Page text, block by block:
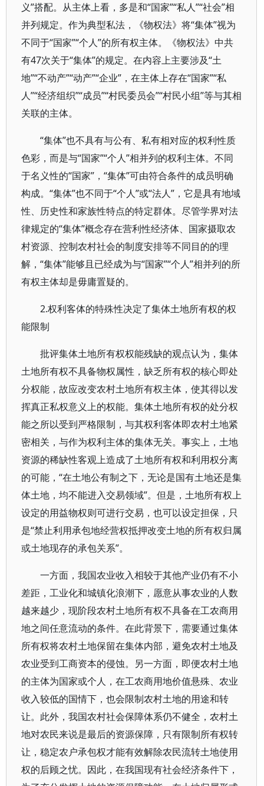
义”搭配。从主体上看，多是和“国家”“私人”“社会”相
并列规定。作为典型私法，《物权法》将“集体”视为
不同于“国家”“个人”的所有权主体。《物权法》中共
有47次关于“集体”的规定。在内容上主要涉及“土
地”“不动产”“动产”“企业”，在主体上存在“国家”“私
人”“经济组织”“成员”“村民委员会”“村民小组”等与其相
关联的主体。
“集体”也不具有与公有、私有相对应的权利性质
色彩，而是与“国家”“个人”相并列的权利主体。不同
于名义性的“国家”，“集体”可由符合条件的成员明确
构成。“集体”也不同于“个人”或“法人”，它是具有地域
性、历史性和家族性特点的特定群体。尽管学界对法
律规定的“集体”概念存在营利性经济体、国家摄取农
村资源、控制农村社会的制度安排等不同目的的理
解，“集体”能够且已经成为与“国家”“个人”相并列的所
有权主体却是毋庸置疑的。
2.权利客体的特殊性决定了集体土地所有权的权
能限制
批评集体土地所有权权能残缺的观点认为，集体
土地所有权不具备物权属性，缺乏所有权的核心即处
分权能，故应改变农村土地所有权主体，使其得以发
挥真正私权意义上的权能。集体土地所有权的处分权
能之所以受到严格限制，与其权利客体即农村土地紧
密相关，与作为权利主体的集体无关。事实上，土地
资源的稀缺性客观上造成了土地所有权和利用权分离
的可能，“在土地公有制之下，无论是国有土地还是集
体土地，均不能进入交易领域”。但是，土地所有权上
设定的用益物权则可进行交易，也可以设定担保，只
是“禁止利用承包地经营权抵押改变土地的所有权归属
或土地现存的承包关系”。
一方面，我国农业收入相较于其他产业仍有不小
差距，工业化和城镇化浪潮下，愿意从事农业的人数
越来越少，现阶段农村土地所有权不具备在工农商用
地之间任意流动的条件。在此背景下，需要通过集体
所有权将农村土地保留在集体内部，避免农村土地及
农业受到工商资本的侵蚀。另一方面，即便农村土地
的主体为国家或个人，在工农商用地价值悬殊、农业
收入较低的国情下，也会限制农村土地的用途和转
让。此外，我国农村社会保障体系仍不健全，农村土
地对农民来说是最后的资源保障，只有限制所有权转
让，稳定农户承包权才能有效解除农民流转土地使用
权的后顾之忧。因此，在我国现有社会经济条件下，